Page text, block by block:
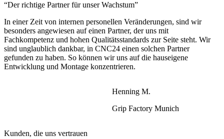
“Der richtige Partner für unser Wachstum”
In einer Zeit von internen personellen Veränderungen, sind wir
besonders angewiesen auf einen Partner, der uns mit
Fachkompetenz und hohen Qualitätsstandards zur Seite steht. Wir
sind unglaublich dankbar, in CNC24 einen solchen Partner
gefunden zu haben. So können wir uns auf die hauseigene
Entwicklung und Montage konzentrieren.
Henning M.
Grip Factory Munich
Kunden, die uns vertrauen